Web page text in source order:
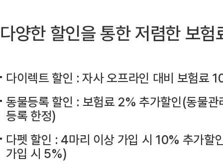
다양한 할인을 통한 저렴한 보험
다이렉트 할인 : 자사 오프라인 대비 보험료
동물등록 할인 : 보험료 2% 추가할인(동물관
등록 한정)
다펫 할인 : 4마리 이상 가입 시 10% 추가할
가입 시 5%)